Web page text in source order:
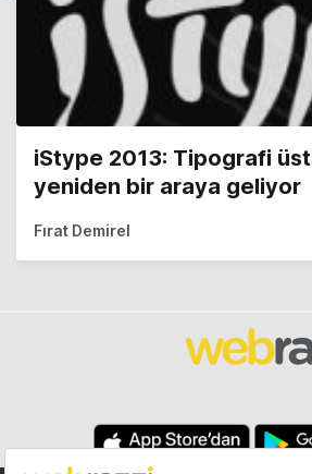
iStype 2013: Tipografi
yeniden bir araya geliyor
Fırat Demirel